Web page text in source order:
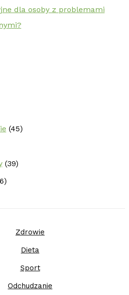
dla osoby z problemami
(45)
(39)
Zdrowie
Dieta
Sport
Odchudzanie